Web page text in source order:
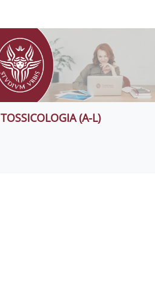
TOSSICOLOGIA (A-L)